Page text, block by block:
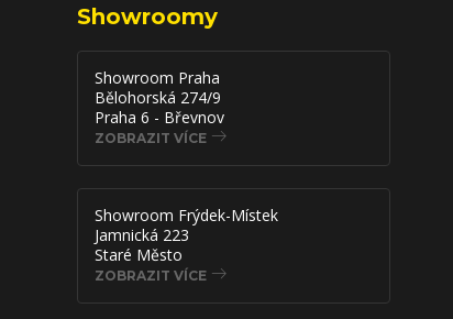
Showroomy
Showroom Praha
Bělohorská 274/9
Praha 6 - Břevnov
ZOBRAZIT VÍCE
Showroom Frýdek-Místek
Jamnická 223
Staré Město
ZOBRAZIT VÍCE